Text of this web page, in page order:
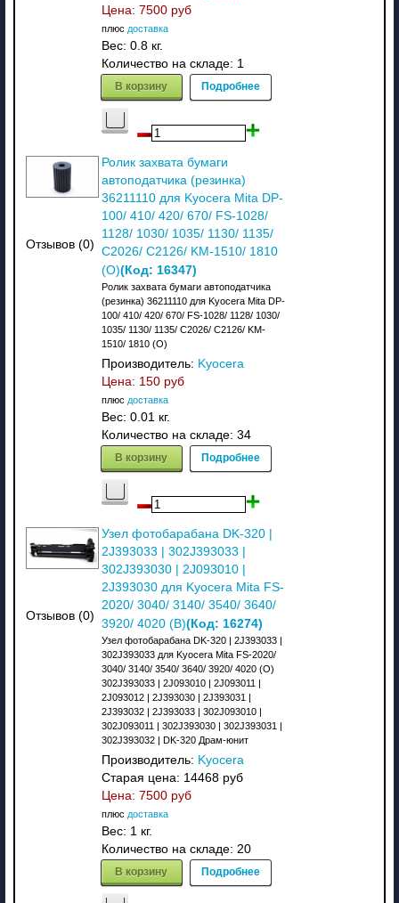
Цена: 7500 руб
плюс доставка
Вес: 0.8 кг.
Количество на складе: 1
В корзину Подробнее
Отзывов (0)
Ролик захвата бумаги
автоподатчика (резинка)
36211110 для Kyocera Mita DP-
100/ 410/ 420/ 670/ FS-1028/
1128/ 1030/ 1035/ 1130/ 1135/
C2026/ C2126/ KM-1510/ 1810
(O)(Код: 16347)
Ролик захвата бумаги автоподатчика
(резинка) 36211110 для Kyocera Mita DP-
100/ 410/ 420/ 670/ FS-1028/ 1128/ 1030/
1035/ 1130/ 1135/ C2026/ C2126/ KM-
1510/ 1810 (O)
Производитель: Kyocera
Цена: 150 руб
плюс доставка
Вес: 0.01 кг.
Количество на складе: 34
В корзину Подробнее
Отзывов (0)
Узел фотобарабана DK-320 |
2J393033 | 302J393033 |
302J393030 | 2J093010 |
2J393030 для Kyocera Mita FS-
2020/ 3040/ 3140/ 3540/ 3640/
3920/ 4020 (В)(Код: 16274)
Узел фотобарабана DK-320 | 2J393033 |
302J393033 для Kyocera Mita FS-2020/
3040/ 3140/ 3540/ 3640/ 3920/ 4020 (О)
302J393033 | 2J093010 | 2J093011 |
2J093012 | 2J393030 | 2J393031 |
2J393032 | 2J393033 | 302J093010 |
302J093011 | 302J393030 | 302J393031 |
302J393032 | DK-320 Драм-юнит
Производитель: Kyocera
Старая цена: 14468 руб
Цена: 7500 руб
плюс доставка
Вес: 1 кг.
Количество на складе: 20
В корзину Подробнее